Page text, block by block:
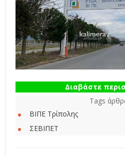
Διαβάστε
Tags
ΒΙΠΕ Τρίπολης
ΣΕΒΙΠΕΤ